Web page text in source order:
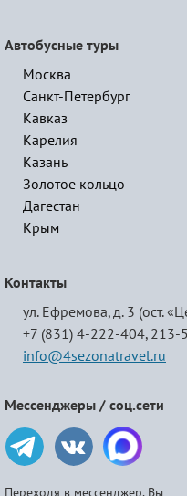
Автобусные туры
Москва
Санкт-Петербург
Кавказ
Карелия
Казань
Золотое кольцо
Дагестан
Крым
Контакты
ул. Ефремова, д. 3 (ост.
+7 (831) 4-222-404, 213-
info@4sezonatravel.ru
Мессенджеры / соц.сети
Переходя в мессенджер, Вы